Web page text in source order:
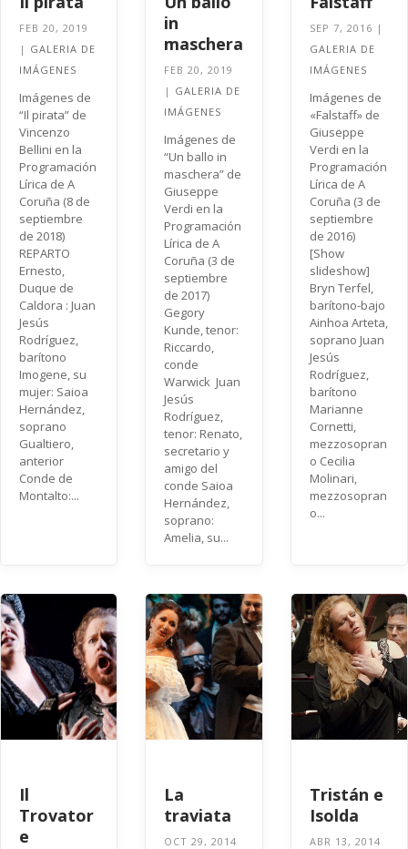
FEB 20, 2019
| GALERIA DE
IMÁGENES
Imágenes de
“Il pirata” de
Vincenzo
Bellini en la
Programación
Lírica de A
Coruña (8 de
septiembre
de 2018)
REPARTO
Ernesto,
Duque de
Caldora : Juan
Jesús
Rodríguez,
barítono
Imogene, su
mujer: Saioa
Hernández,
soprano
Gualtiero,
anterior
Conde de
Montalto:...
in
maschera
FEB 20, 2019
| GALERIA DE
IMÁGENES
Imágenes de
“Un ballo in
maschera” de
Giuseppe
Verdi en la
Programación
Lírica de A
Coruña (3 de
septiembre
de 2017)
Gegory
Kunde, tenor:
Riccardo,
conde
Warwick Juan
Jesús
Rodríguez,
tenor: Renato,
secretario y
amigo del
conde Saioa
Hernández,
soprano:
Amelia, su...
SEP 7, 2016 |
GALERIA DE
IMÁGENES
Imágenes de
«Falstaff» de
Giuseppe
Verdi en la
Programación
Lírica de A
Coruña (3 de
septiembre
de 2016)
[Show
slideshow]
Bryn Terfel,
barítono-bajo
Ainhoa Arteta,
soprano Juan
Jesús
Rodríguez,
barítono
Marianne
Cornetti,
mezzosopran
o Cecilia
Molinari,
mezzosopran
o...
Il
Trovator
e
La
traviata
OCT 29, 2014
Tristán e
Isolda
ABR 13, 2014